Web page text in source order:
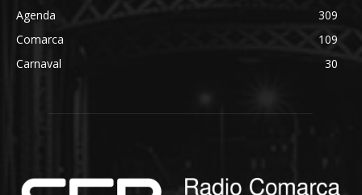
Agenda
309
Comarca
109
Carnaval
30